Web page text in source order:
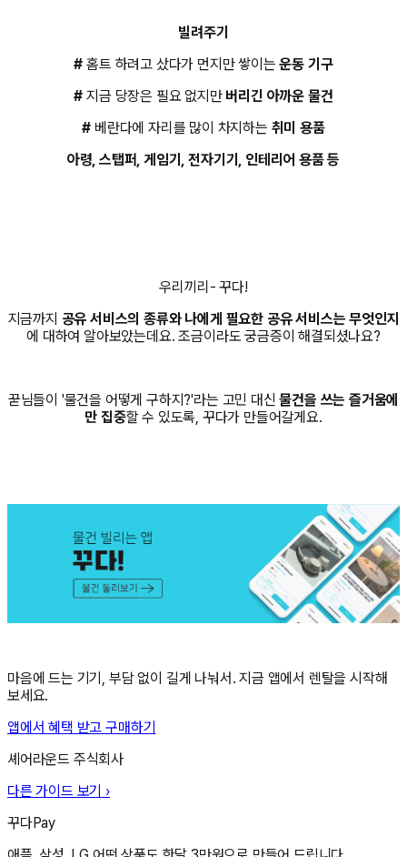
빌려주기
# 홈트 하려고 샀다가 먼지만 쌓이는운동 기구
# 지금 당장은 필요 없지만버리긴 아까운 물건
# 베란다에 자리를 많이 차지하는 취미 용품
아령, 스탭퍼, 게임기, 전자기기, 인테리어 용품 등
우리끼리- 꾸다!
지금까지 공유 서비스의 종류와 나에게 필요한 공유 서비스는 무엇인지
에 대하여 알아보았는데요. 조금이라도 궁금증이 해결되셨나요?
꾿님들이 '물건을 어떻게 구하지?'라는 고민 대신물건을 쓰는 즐거움에
만 집중할 수 있도록, 꾸다가 만들어갈게요.
마음에 드는 기기, 부담 없이 길게 나눠서. 지금 앱에서 렌탈을 시작해
보세요.
앱에서 혜택 받고 구매하기
셰어라운드 주식회사
다른 가이드 보기 ›
꾸다Pay